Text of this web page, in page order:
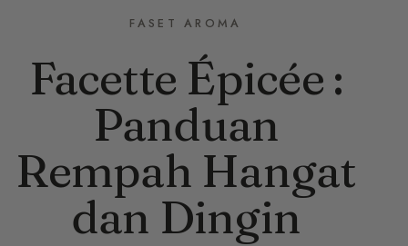
FASET AROMA
Facette Épicée :
Panduan
Rempah Hangat
dan Dingin